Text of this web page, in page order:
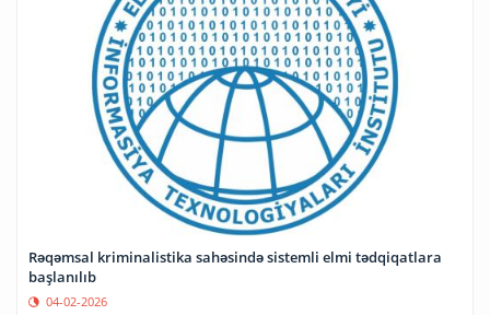
Rəqəmsal kriminalistika sahəsində sistemli elmi tədqiqatlara
başlanılıb
04-02-2026